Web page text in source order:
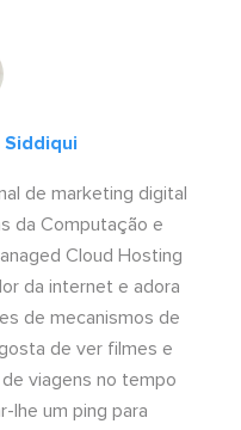
Siddiqui
de marketing digital
da Computação e
Cloud Hosting
da internet e adora
de mecanismos de
de ver filmes e
viagens no tempo
lhe um ping para